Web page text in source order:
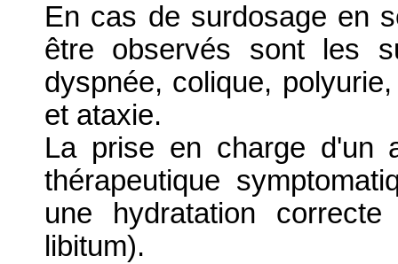
En cas de surdosage en
être observés sont les
dyspnée, colique,
et ataxie.
La prise en charge d'un
thérapeutique
une hydratation
libitum).